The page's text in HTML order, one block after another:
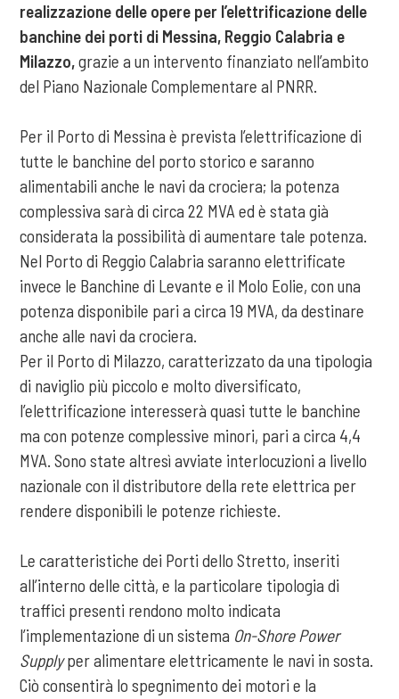
realizzazione delle opere per l’elettrificazione delle
banchine dei porti di Messina, Reggio Calabria e
Milazzo,grazie a un intervento finanziato nell’ambito
del Piano Nazionale Complementare al PNRR.
Per il Porto di Messina è prevista l’elettrificazione di
tutte le banchine del porto storico e saranno
alimentabili anche le navi da crociera; la potenza
complessiva sarà di circa 22 MVA ed è stata già
considerata la possibilità di aumentare tale potenza.
Nel Porto di Reggio Calabria saranno elettrificate
invece le Banchine di Levante e il Molo Eolie, con una
potenza disponibile pari a circa 19 MVA, da destinare
anche alle navi da crociera.
Per il Porto di Milazzo, caratterizzato da una tipologia
di naviglio più piccolo e molto diversificato,
l’elettrificazione interesserà quasi tutte le banchine
ma con potenze complessive minori, pari a circa 4,4
MVA. Sono state altresì avviate interlocuzioni a livello
nazionale con il distributore della rete elettrica per
rendere disponibili le potenze richieste.
Le caratteristiche dei Porti dello Stretto, inseriti
all’interno delle città, e la particolare tipologia di
traffici presenti rendono molto indicata
l’implementazione di un sistema On-Shore Power
Supplyper alimentare elettricamente le navi in sosta.
Ciò consentirà lo spegnimento dei motori e la